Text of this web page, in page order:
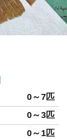
0～7匹
0～3匹
0～1匹